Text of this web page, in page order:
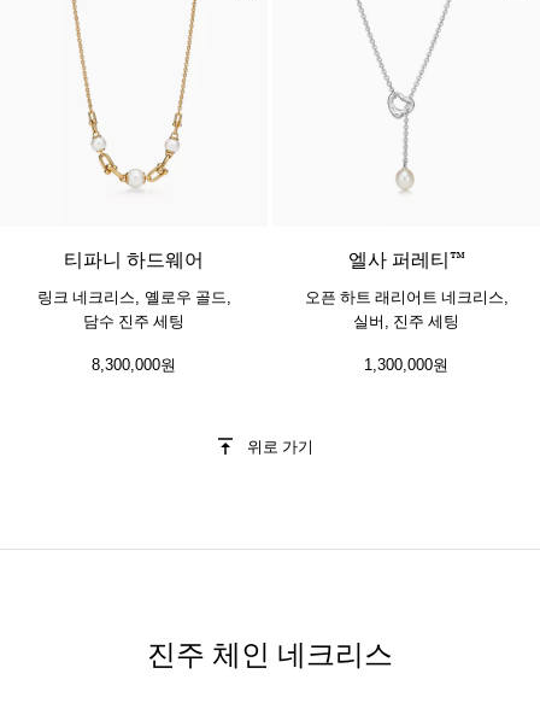
티파니 하드웨어
링크 네크리스, 옐로우 골드,
담수 진주 세팅
8,300,000원
엘사 퍼레티™
오픈 하트 래리어트 네크리스,
실버, 진주 세팅
1,300,000원
위로 가기
진주 체인 네크리스